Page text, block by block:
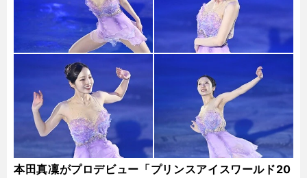
本田真凜がプロデビュー「プリンスアイスワールド20